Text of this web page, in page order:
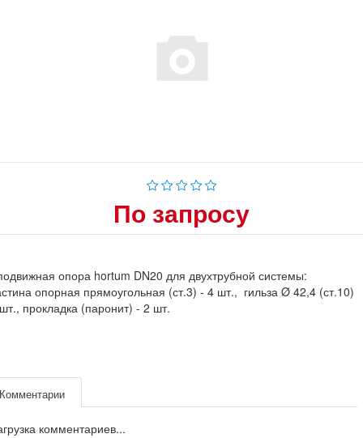
По запросу
опора hortum DN20 для двухтрубной системы:
опорная прямоугольная (ст.3) - 4 шт., гильза Ø 42,4 (ст.10)
прокладка (паронит) - 2 шт.
комментариев...